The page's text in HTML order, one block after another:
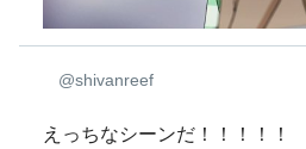
@shivanreef
えっちなシーンだ！！！！！